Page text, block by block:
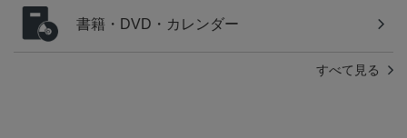
書籍・DVD・カレンダー
すべて見る